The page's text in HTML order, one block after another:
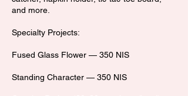
and more.
Specialty Projects:
Fused Glass Flower — 350 NIS
Standing Character — 350 NIS